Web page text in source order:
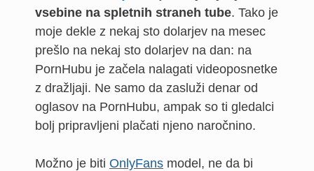
vsebine na spletnih straneh tube. Tako je
moje dekle z nekaj sto dolarjev na mesec
prešlo na nekaj sto dolarjev na dan: na
PornHubu je začela nalagati videoposnetke
z dražljaji. Ne samo da zasluži denar od
oglasov na PornHubu, ampak so ti gledalci
bolj pripravljeni plačati njeno naročnino.
Možno je biti OnlyFans model, ne da bi